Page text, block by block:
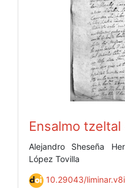
Ensalmo tzeltal
Alejandro Sheseña
López Tovilla
10.29043/